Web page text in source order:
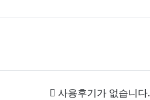
사용후기가 없습니다.